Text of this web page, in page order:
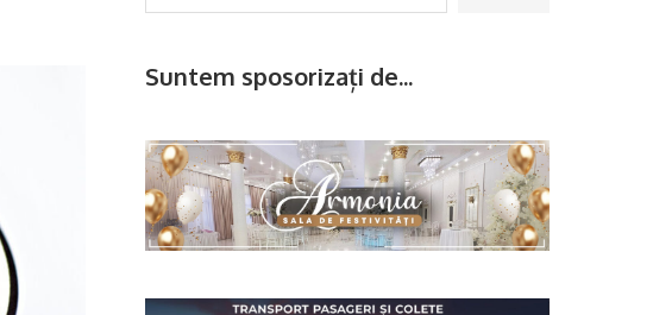
Suntem sposorizați de...